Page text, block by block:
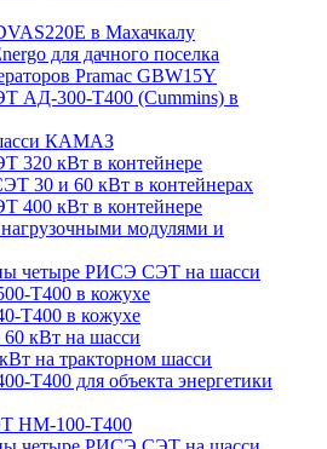
в Махачкалу
для дачного поселка
Pramac GВW15Y
АД-300-Т400 (Cummins) в
КАМАЗ
320 кВт в контейнере
30 и 60 кВт в контейнерах
400 кВт в контейнере
модулями и
четыре РИСЭ СЭТ на шасси
Т400 в кожухе
Т400 в кожухе
кВт на шасси
на тракторном шасси
Т400 для объекта энергетики
НМ-100-Т400